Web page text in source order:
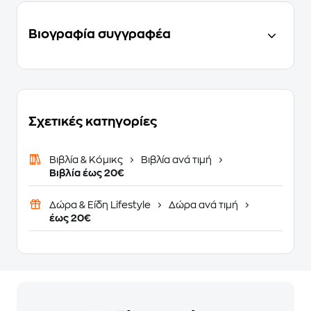
Βιογραφία συγγραφέα
Σχετικές κατηγορίες
Βιβλία & Κόμικς
Βιβλία ανά τιμή
Βιβλία έως 20€
Δώρα & Είδη Lifestyle
Δώρα ανά τιμή
έως 20€